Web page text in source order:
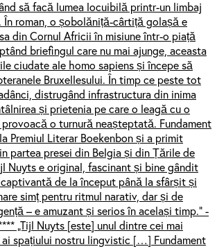
să facă lumea locuibilă printr-un limbaj
roman, o șobolăniță-cârtiță golașă e
din Cornul Africii în misiune într-o piață
briefingul care nu mai ajunge, aceasta
ciudate ale homo sapiens și începe să
Bruxellesului. În timp ce peste tot
distrugând infrastructura din inima
și prietenia pe care o leagă cu o
o turnură neașteptată. Fundament
Premiul Literar Boekenbon și a primit
partea presei din Belgia și din Țările de
Nuyts e original, fascinant și bine gândit
de la început până la sfârșit și
simț pentru ritmul narativ, dar și de
– e amuzant și serios în același timp.” -
„Tijl Nuyts [este] unul dintre cei mai
spațiului nostru lingvistic […] Fundament